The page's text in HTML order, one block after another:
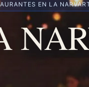
EN LA